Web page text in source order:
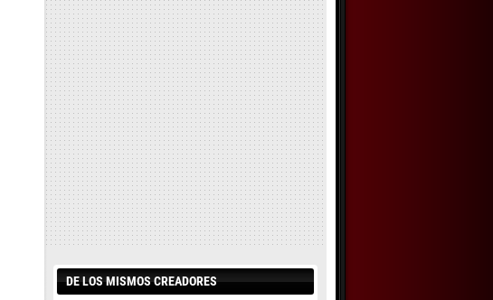
DE LOS MISMOS CREADORES